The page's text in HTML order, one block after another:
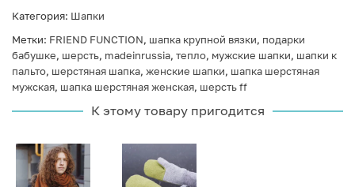
Категория: Шапки
Метки: FRIEND FUNCTION, шапка крупной вязки, подарки
бабушке, шерсть, madeinrussia, тепло, мужские шапки, шапки к
пальто, шерстяная шапка, женские шапки, шапка шерстяная
мужская, шапка шерстяная женская, шерсть ff
К этому товару пригодится